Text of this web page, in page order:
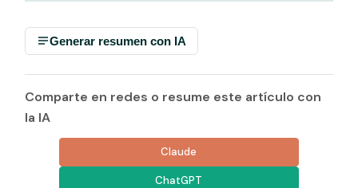
Generar resumen con IA
Comparte en redes o resume este artículo con
la IA
Claude
ChatGPT